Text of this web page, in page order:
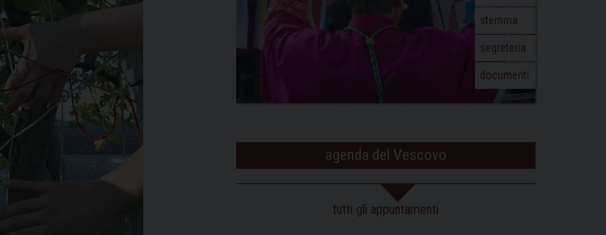
stemma
segreteria
documenti
agenda del Vescovo
tutti gli appuntamenti